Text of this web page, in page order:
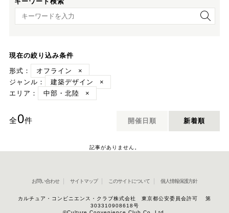
キーワード検索
現在の絞り込み条件
形式：
オフライン
×
ジャンル：
建築デザイン
×
エリア：
中部・北陸 ×
全0件 開催日順 新着順
記事がありません。
お問い合わせ サイトマップ このサイトについて 個人情報保護方針
カルチュア・コンビニエンス・クラブ株式会社 東京都公安委員会許可 第
303310908618号